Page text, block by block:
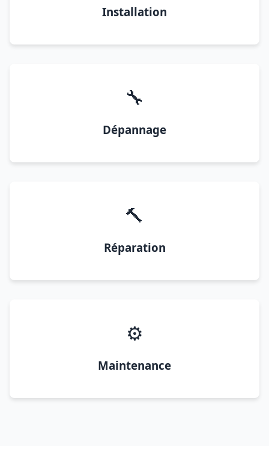
Installation
🔧
Dépannage
🔨
Réparation
⚙️
Maintenance